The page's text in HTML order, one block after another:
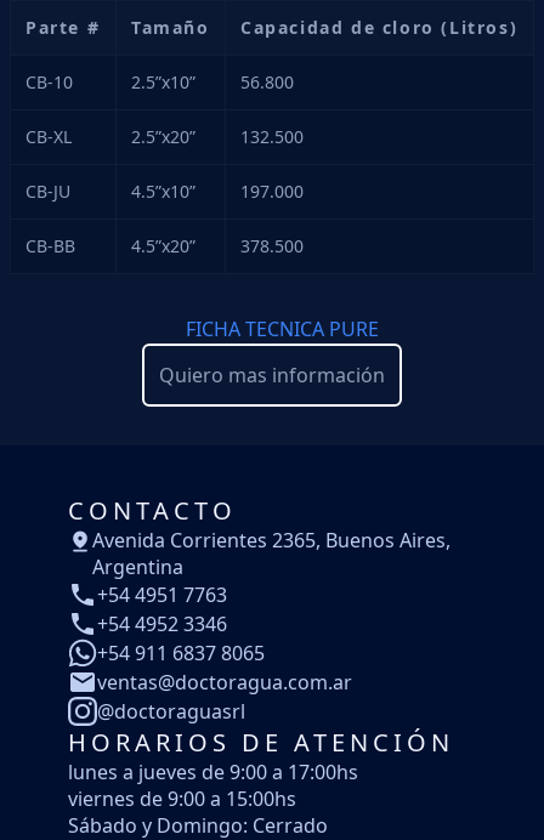
Parte #
Tamaño Capacidad de cloro (Litros)
CB-10 2.5”x10” 56.800
CB-XL 2.5”x20” 132.500
CB-JU 4.5”x10” 197.000
CB-BB 4.5”x20” 378.500
FICHA TECNICA PURE
Quiero mas información
CONTACTO
Avenida Corrientes 2365, Buenos Aires,
Argentina
+54 4951 7763
+54 4952 3346
+54 911 6837 8065
ventas@doctoragua.com.ar
@doctoraguasrl
HORARIOS DE ATENCIÓN
lunes a jueves de 9:00 a 17:00hs
viernes de 9:00 a 15:00hs
Sábado y Domingo: Cerrado